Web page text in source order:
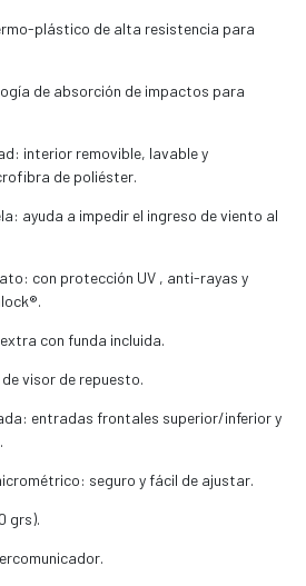
plástico de alta resistencia para
de absorción de impactos para
interior removible, lavable y
de poliéster.
ayuda a impedir el ingreso de viento al
con protección UV , anti-rayas y
con funda incluida.
visor de repuesto.
entradas frontales superior/inferior y
seguro y fácil de ajustar.
grs).